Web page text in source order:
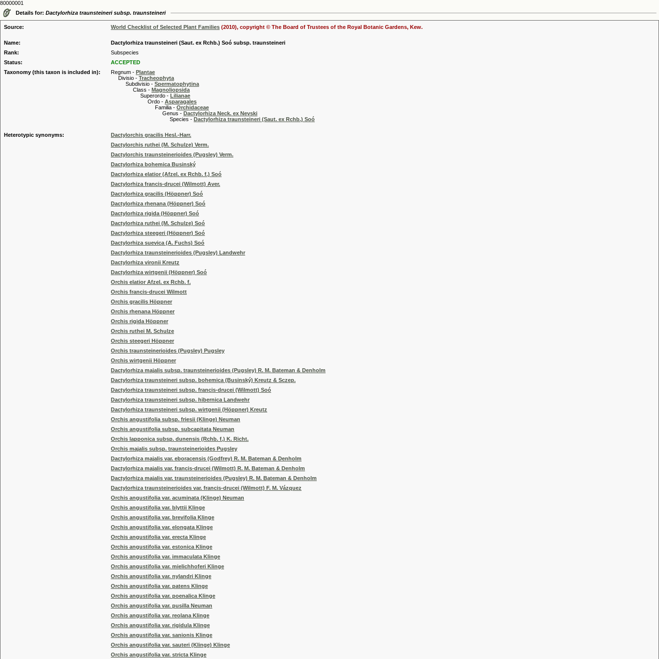
80000001
Details for: Dactylorhiza traunsteineri subsp. traunsteineri
Source: World Checklist of Selected Plant Families (2010), copyright © The Board of Trustees of the Royal Botanic Gardens, Kew.
Name:
Dactylorhiza traunsteineri (Saut. ex Rchb.) Soó subsp. traunsteineri
Rank:
Subspecies
Status:
ACCEPTED
Taxonomy (this taxon is included in):
Regnum - Plantae
Divisio - Tracheophyta
Subdivisio - Spermatophytina
Class - Magnoliopsida
Superordo - Lilianae
Ordo - Asparagales
Familia - Orchidaceae
Genus - Dactylorhiza Neck. ex Nevski
Species - Dactylorhiza traunsteineri (Saut. ex Rchb.) Soó
Heterotypic synonyms:
Dactylorchis gracilis Hesl.-Harr.
Dactylorchis ruthei (M. Schulze) Verm.
Dactylorchis traunsteinerioides (Pugsley) Verm.
Dactylorhiza bohemica Businský
Dactylorhiza elatior (Afzel. ex Rchb. f.) Soó
Dactylorhiza francis-drucei (Wilmott) Aver.
Dactylorhiza gracilis (Höppner) Soó
Dactylorhiza rhenana (Höppner) Soó
Dactylorhiza rigida (Höppner) Soó
Dactylorhiza ruthei (M. Schulze) Soó
Dactylorhiza steegeri (Höppner) Soó
Dactylorhiza suevica (A. Fuchs) Soó
Dactylorhiza traunsteinerioides (Pugsley) Landwehr
Dactylorhiza vironii Kreutz
Dactylorhiza wirtgenii (Höppner) Soó
Orchis elatior Afzel. ex Rchb. f.
Orchis francis-drucei Wilmott
Orchis gracilis Höppner
Orchis rhenana Höppner
Orchis rigida Höppner
Orchis ruthei M. Schulze
Orchis steegeri Höppner
Orchis traunsteinerioides (Pugsley) Pugsley
Orchis wirtgenii Höppner
Dactylorhiza majalis subsp. traunsteinerioides (Pugsley) R. M. Bateman & Denholm
Dactylorhiza traunsteineri subsp. bohemica (Businský) Kreutz & Sczep.
Dactylorhiza traunsteineri subsp. francis-drucei (Wilmott) Soó
Dactylorhiza traunsteineri subsp. hibernica Landwehr
Dactylorhiza traunsteineri subsp. wirtgenii (Höppner) Kreutz
Orchis angustifolia subsp. friesii (Klinge) Neuman
Orchis angustifolia subsp. subcapitata Neuman
Orchis lapponica subsp. dunensis (Rchb. f.) K. Richt.
Orchis majalis subsp. traunsteinerioides Pugsley
Dactylorhiza majalis var. eboracensis (Godfrey) R. M. Bateman & Denholm
Dactylorhiza majalis var. francis-drucei (Wilmott) R. M. Bateman & Denholm
Dactylorhiza majalis var. traunsteinerioides (Pugsley) R. M. Bateman & Denholm
Dactylorhiza traunsteinerioides var. francis-drucei (Wilmott) F. M. Vázquez
Orchis angustifolia var. acuminata (Klinge) Neuman
Orchis angustifolia var. blyttii Klinge
Orchis angustifolia var. brevifolia Klinge
Orchis angustifolia var. elongata Klinge
Orchis angustifolia var. erecta Klinge
Orchis angustifolia var. estonica Klinge
Orchis angustifolia var. immaculata Klinge
Orchis angustifolia var. mielichhoferi Klinge
Orchis angustifolia var. nylandri Klinge
Orchis angustifolia var. patens Klinge
Orchis angustifolia var. poenalica Klinge
Orchis angustifolia var. pusilla Neuman
Orchis angustifolia var. reolana Klinge
Orchis angustifolia var. rigidula Klinge
Orchis angustifolia var. sanionis Klinge
Orchis angustifolia var. sauteri (Klinge) Klinge
Orchis angustifolia var. stricta Klinge